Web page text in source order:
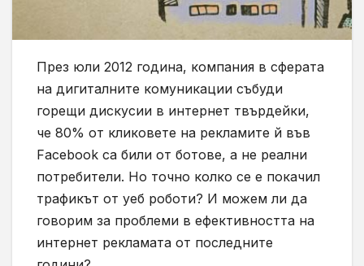
През юли 2012 година, компания в сферата
на дигиталните комуникации събуди
горещи дискусии в интернет твърдейки,
че 80% от кликовете на рекламите й във
Facebook са били от ботове, а не реални
потребители. Но точно колко се е покачил
трафикът от уеб роботи? И можем ли да
говорим за проблеми в ефективността на
интернет рекламата от последните